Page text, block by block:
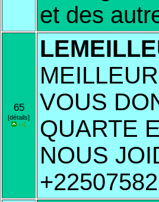
et des
65
[détails]
+4
VOUS
QUARTE
NOUS